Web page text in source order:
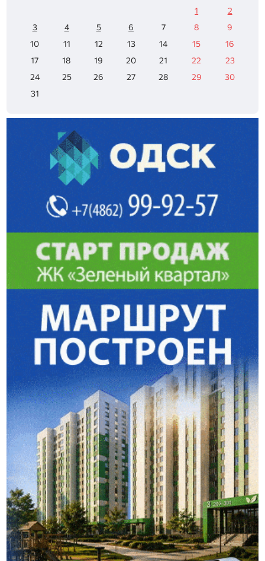
1
2
3
4 5 6 7 8
9
10
11 12 13 14 15
16
17
18 19 20 21 22
23
24
25 26 27 28 29
30
31